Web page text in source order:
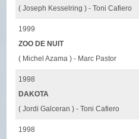
( Joseph Kesselring ) - Toni Cafiero
1999
ZOO DE NUIT
( Michel Azama ) - Marc Pastor
1998
DAKOTA
( Jordi Galceran ) - Toni Cafiero
1998